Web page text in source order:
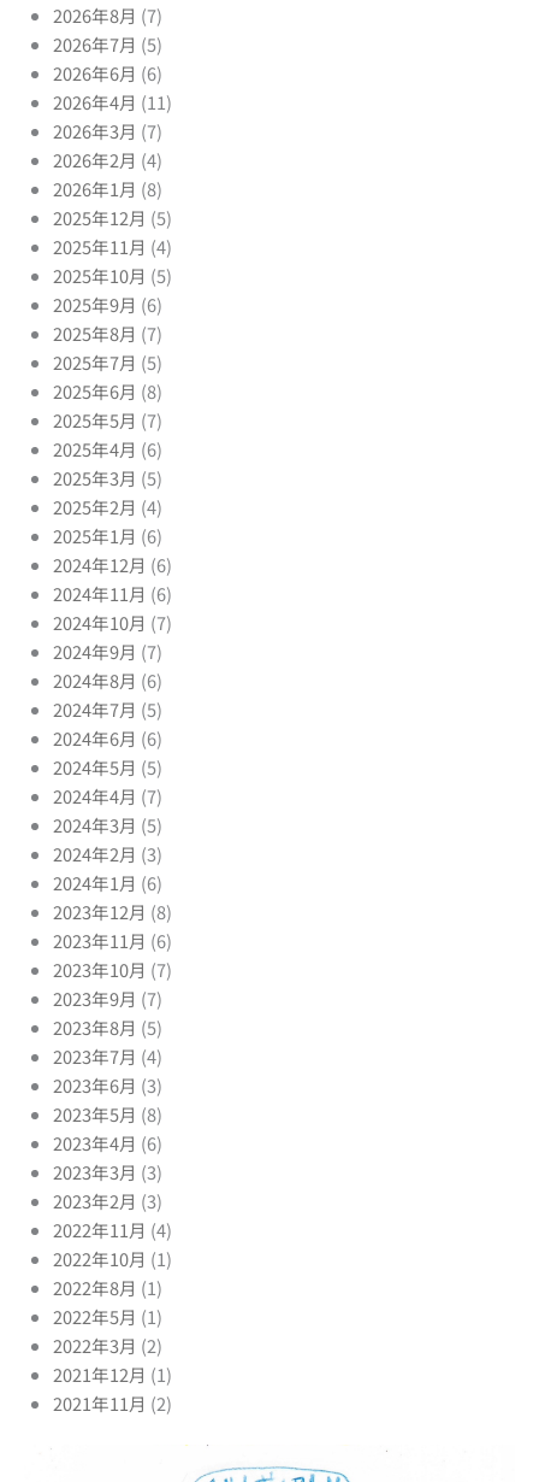
2026年8月 (7)
2026年7月 (5)
2026年6月 (6)
2026年4月 (11)
2026年3月 (7)
2026年2月 (4)
2026年1月 (8)
2025年12月 (5)
2025年11月 (4)
2025年10月 (5)
2025年9月 (6)
2025年8月 (7)
2025年7月 (5)
2025年6月 (8)
2025年5月 (7)
2025年4月 (6)
2025年3月 (5)
2025年2月 (4)
2025年1月 (6)
2024年12月 (6)
2024年11月 (6)
2024年10月 (7)
2024年9月 (7)
2024年8月 (6)
2024年7月 (5)
2024年6月 (6)
2024年5月 (5)
2024年4月 (7)
2024年3月 (5)
2024年2月 (3)
2024年1月 (6)
2023年12月 (8)
2023年11月 (6)
2023年10月 (7)
2023年9月 (7)
2023年8月 (5)
2023年7月 (4)
2023年6月 (3)
2023年5月 (8)
2023年4月 (6)
2023年3月 (3)
2023年2月 (3)
2022年11月 (4)
2022年10月 (1)
2022年8月 (1)
2022年5月 (1)
2022年3月 (2)
2021年12月 (1)
2021年11月 (2)